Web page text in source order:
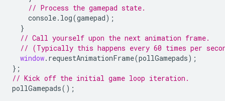
// Process the gamepad state.
console. log(gamepad);
}
// Call yourself upon the next animation frame.
// (Typically this happens every 60 times per
window. requestAnimationFrame(pollGamepads);
};
// Kick off the initial game loop iteration.
pollGamepads();